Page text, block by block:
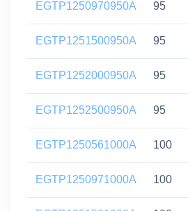
EGTP1250970950A 95
EGTP1251500950A 95
EGTP1252000950A 95
EGTP1252500950A 95
EGTP1250561000A 100
EGTP1250971000A 100